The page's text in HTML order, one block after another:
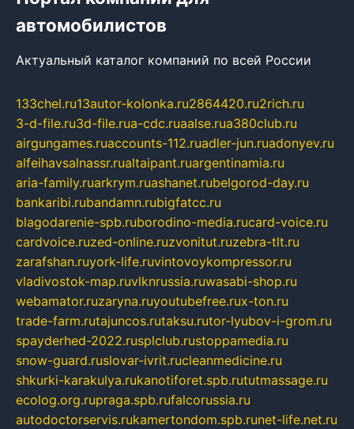
автомобилистов
Актуальный каталог компаний по всей России
133chel.ru13autor-kolonka.ru2864420.ru2rich.ru
3-d-file.ru3d-file.rua-cdc.ruaalse.rua380club.ru
airgungames.ruaccounts-112.ruadler-jun.ruadonyev.ru
alfeihavsalnassr.rualtaipant.ruargentinamia.ru
aria-family.ruarkrym.ruashanet.rubelgorod-day.ru
bankaribi.rubandamn.rubigfatcc.ru
blagodarenie-spb.ruborodino-media.rucard-voice.ru
cardvoice.ruzed-online.ruzvonitut.ruzebra-tlt.ru
zarafshan.ruyork-life.ruvintovoykompressor.ru
vladivostok-map.ruvlknrussia.ruwasabi-shop.ru
webamator.ruzaryna.ruyoutubefree.rux-ton.ru
trade-farm.rutajuncos.rutaksu.rutor-lyubov-i-grom.ru
spayderhed-2022.rusplclub.rustoppamedia.ru
snow-guard.ruslovar-ivrit.rucleanmedicine.ru
shkurki-karakulya.rukanotiforet.spb.rututmassage.ru
ecolog.org.rupraga.spb.rufalcorussia.ru
autodoctorservis.rukamertondom.spb.runet-life.net.ru